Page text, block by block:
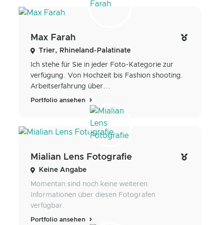
Max Farah
Trier, Rhineland-Palatinate
Ich stehe für Sie in jeder Foto-Kategorie zur
verfügung. Von Hochzeit bis Fashion shooting.
Arbeitserfahrung über...
Portfolio ansehen
Mialian Lens Fotografie
Keine Angabe
Momentan sind noch keine weiteren
Informationen über diesen Fotografen
verfügbar.
Portfolio ansehen